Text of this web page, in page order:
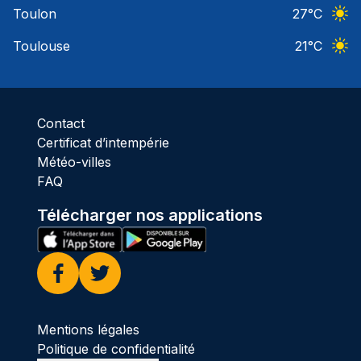
Toulon
27°C
Toulouse
21°C
Contact
Certificat d’intempérie
Météo-villes
FAQ
Télécharger nos applications
Facebook
Twitter
Mentions légales
Politique de confidentialité